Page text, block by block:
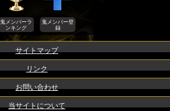
鬼メンバーラ
ンキング
鬼メンバー登
録
サイトマップ
リンク
お問い合わせ
当サイトについて